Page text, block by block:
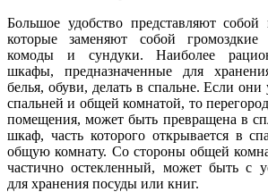
Большое удобство представляют
которые заменяют собой
комоды и сундуки. Наиболее
шкафы, предназначенные для
белья, обуви, делать в спальне. Если
спальней и общей комнатой, то
помещения, может быть превращена в
шкаф, часть которого открывается в
общую комнату. Со стороны общей
частично остекленный, может быть с
для хранения посуды или книг.